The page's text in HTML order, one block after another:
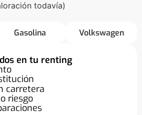
todavía)
Gasolina Volkswagen
en tu renting
carretera
riesgo